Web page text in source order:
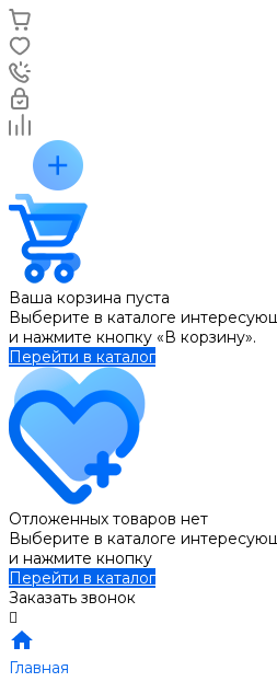
Ваша корзина пуста
Выберите в каталоге
и нажмите кнопку «В корзину».
Перейти в каталог
Отложенных товаров нет
Выберите в каталоге
и нажмите кнопку
Перейти в каталог
Заказать звонок
Главная